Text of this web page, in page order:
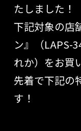
たしました！
下記対象の店
ン』（LAPS-
れか）をお買
先着で下記の
す！